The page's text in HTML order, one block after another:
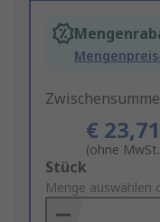
€ 23,71
(ohne
Add
to
Basket
Stück
Menge auswählen